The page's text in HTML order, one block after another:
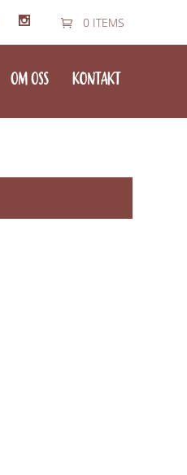
0 ITEMS
OM OSS KONTAKT